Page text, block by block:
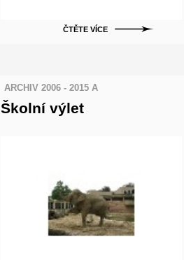
ČTĚTE VÍCE
ARCHIV 2006 - 2015 A
Školní výlet